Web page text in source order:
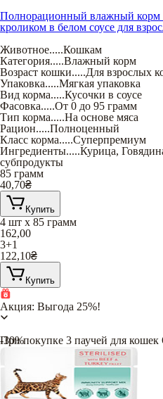
Полнорационный влажный корм
кроликом в белом соусе для
Животное.....Кошкам
Категория.....Влажный корм
Возраст кошки.....Для взрослых
Упаковка.....Мягкая упаковка
Вид корма.....Кусочки в соусе
Фасовка.....От 0 до 95 грамм
Тип корма.....На основе мяса
Рацион.....Полноценный
Класс корма.....Суперпремиум
Ингредиенты.....Курица,
субпродукты
85 грамм
40,70₴
Купить
4 шт х 85 грамм
162,00
3+1
122,10₴
Купить
Акция: Выгода 25%!
При покупке 3 паучей для кошек
в подарок
-30%